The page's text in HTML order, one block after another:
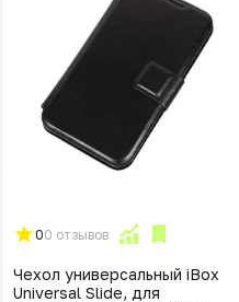
00 отзывов
Чехол универсальный iBox
Universal Slide, для